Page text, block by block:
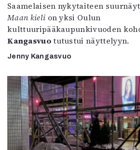
Saamelaisen nykytaiteen
Maan kieli on yksi Oulun
kulttuuripääkaupunkivuoden
Kangasvuotutustui näyttelyyn.
Jenny Kangasvuo